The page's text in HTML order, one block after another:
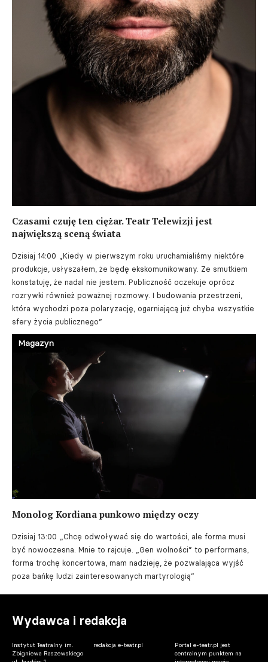
Czasami czuję ten ciężar. Teatr Telewizji jest
największą sceną świata
Dzisiaj 14:00 „Kiedy w pierwszym roku uruchamialiśmy niektóre
produkcje, usłyszałem, że będę ekskomunikowany. Ze smutkiem
konstatuję, że nadal nie jestem. Publiczność oczekuje oprócz
rozrywki również poważnej rozmowy. I budowania przestrzeni,
która wychodzi poza polaryzację, ogarniającą już chyba wszystkie
sfery życia publicznego”
Monolog Kordiana punkowo między oczy
Dzisiaj 13:00 „Chcę odwoływać się do wartości, ale forma musi
być nowoczesna. Mnie to rajcuje. „Gen wolności” to performans,
forma trochę koncertowa, mam nadzieję, że pozwalająca wyjść
poza bańkę ludzi zainteresowanych martyrologią”
Magazyn
Wydawca i redakcja
Instytut Teatralny im.
Zbigniewa Raszewskiego
redakcja e-teatr.pl
Portal e-teatr.pl jest
centralnym punktem na